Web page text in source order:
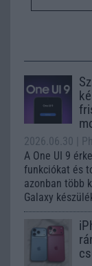
2026.06.30
|
A One UI 9
funkciókat és
azonban több
Galaxy